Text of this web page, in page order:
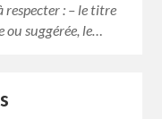
respecter : – le titre
ou suggérée, le…